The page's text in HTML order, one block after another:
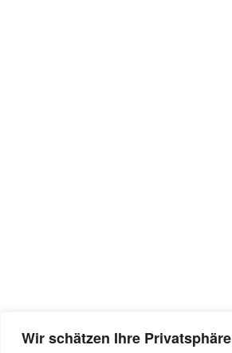
Wir schätzen Ihre Privatsphäre